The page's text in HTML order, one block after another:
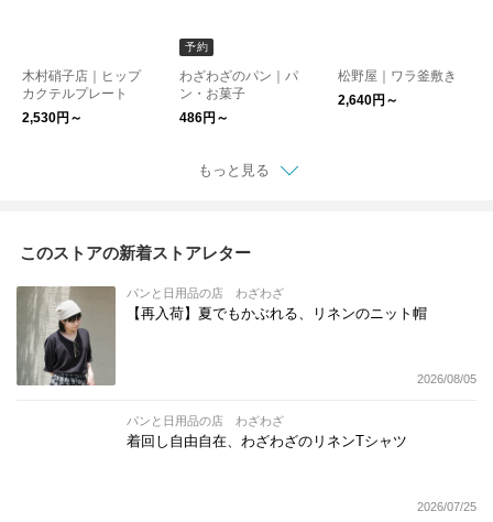
木村硝子店｜ヒップ
カクテルプレート
2,530円～
予約
わざわざのパン｜パ
ン・お菓子
486円～
松野屋｜ワラ釜敷き
2,640円～
もっと見る
このストアの新着ストアレター
パンと日用品の店 わざわざ
【再入荷】夏でもかぶれる、リネンのニット帽
2026/08/05
パンと日用品の店 わざわざ
着回し自由自在、わざわざのリネンTシャツ
2026/07/25